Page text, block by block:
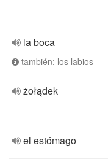
la boca
también: los labios
żołądek
el estómago